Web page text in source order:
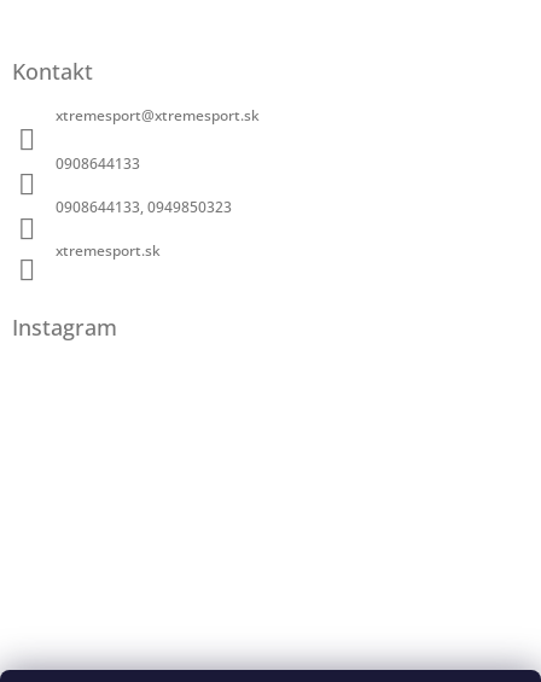
Kontakt
xtremesport@xtremesport.sk
0908644133
0908644133, 0949850323
xtremesport.sk
Instagram